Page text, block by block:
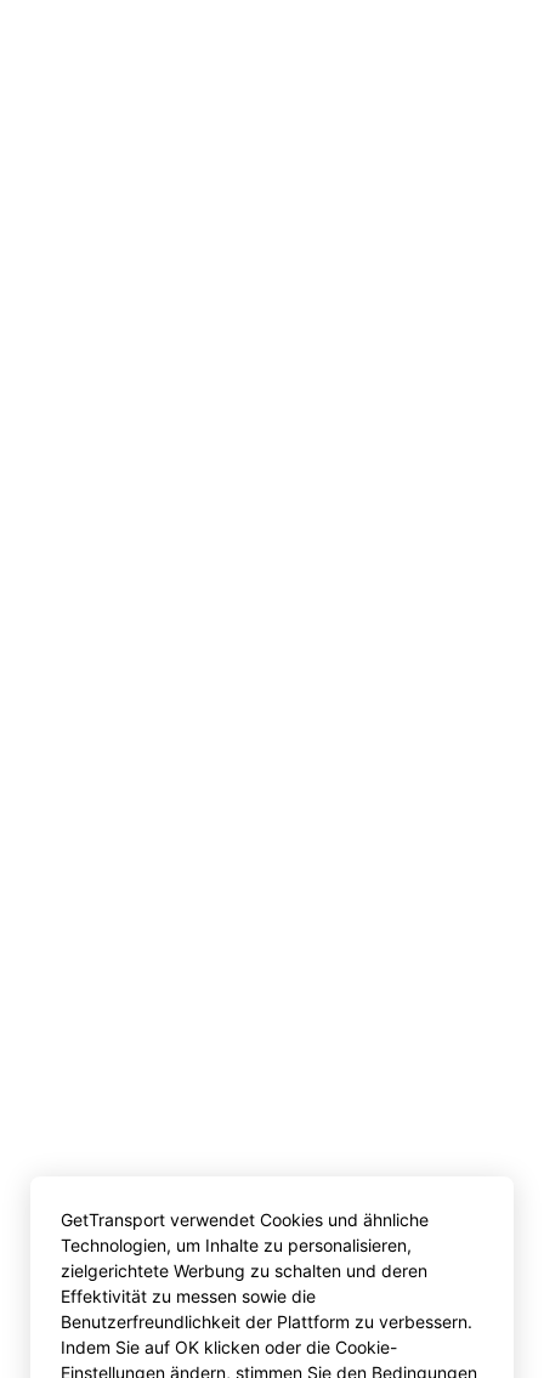
GetTransport verwendet Cookies und ähnliche
Technologien, um Inhalte zu personalisieren,
zielgerichtete Werbung zu schalten und deren
Effektivität zu messen sowie die
Benutzerfreundlichkeit der Plattform zu verbessern.
Indem Sie auf OK klicken oder die Cookie-
Einstellungen ändern, stimmen Sie den Bedingungen